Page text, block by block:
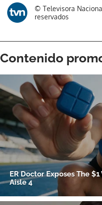
© Televisora
reservados